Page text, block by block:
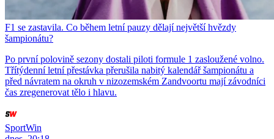
F1 se zastavila. Co během letní pauzy dělají největší hvězdy
šampionátu?
Po první polovině sezony dostali piloti formule 1 zasloužené volno.
Třítýdenní letní přestávka přerušila nabitý kalendář šampionátu a
před návratem na okruh v nizozemském Zandvoortu mají závodníci
čas zregenerovat tělo i hlavu.
SportWin